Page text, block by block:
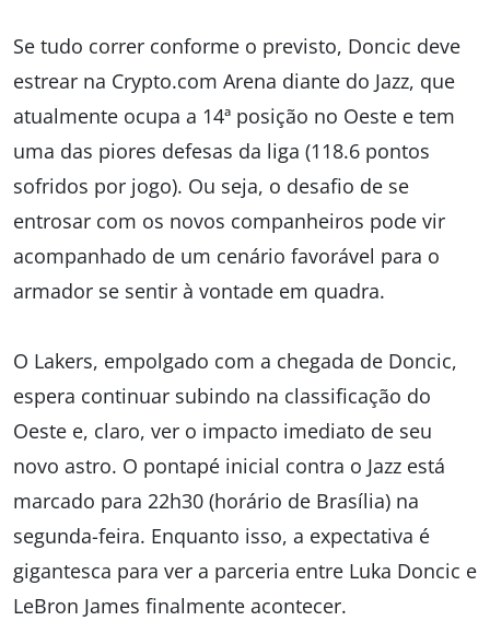
Se tudo correr conforme o previsto, Doncic deve
estrear na Crypto.com Arena diante do Jazz, que
atualmente ocupa a 14ª posição no Oeste e tem
uma das piores defesas da liga (118.6 pontos
sofridos por jogo). Ou seja, o desafio de se
entrosar com os novos companheiros pode vir
acompanhado de um cenário favorável para o
armador se sentir à vontade em quadra.
O Lakers, empolgado com a chegada de Doncic,
espera continuar subindo na classificação do
Oeste e, claro, ver o impacto imediato de seu
novo astro. O pontapé inicial contra o Jazz está
marcado para 22h30 (horário de Brasília) na
segunda-feira. Enquanto isso, a expectativa é
gigantesca para ver a parceria entre Luka Doncic e
LeBron James finalmente acontecer.